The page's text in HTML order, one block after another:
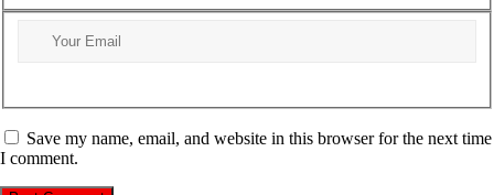
Save my name, email, and website in this browser for the next time
I comment.